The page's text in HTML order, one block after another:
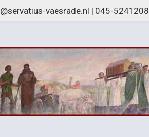
vaesrade.nl | 045-5241208